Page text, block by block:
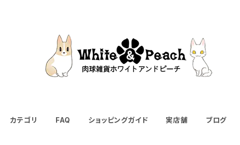
カテゴリ FAQ ショッピングガイド 実店舗 ブログ